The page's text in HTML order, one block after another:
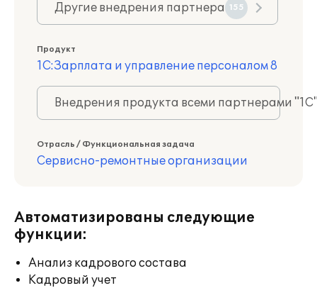
Другие внедрения партнера 155
Продукт
1С:Зарплата и управление персоналом 8
Внедрения продукта всеми партнерами
Отрасль / Функциональная задача
Сервисно-ремонтные организации
Автоматизированы следующие
функции:
Анализ кадрового состава
Кадровый учет